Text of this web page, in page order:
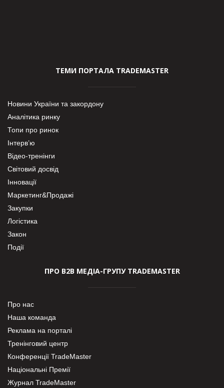
ТЕМИ ПОРТАЛА TRADEMASTER
Новини України та закордону
Аналітика ринку
Топи про ринок
Інтерв’ю
Відео-тренінги
Світовий досвід
Інновації
Маркетинг&Продажі
Закупки
Логістика
Закон
Події
ПРО В2В МЕДІА-ГРУПУ TRADEMASTER
Про нас
Наша команда
Реклама на порталі
Тренінговий центр
Конференції TradeMaster
Національні Премії
Журнал TradeMaster